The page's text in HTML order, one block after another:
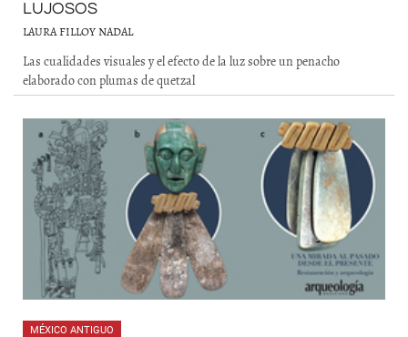
LUJOSOS
LAURA FILLOY NADAL
Las cualidades visuales y el efecto de la luz sobre un penacho
elaborado con plumas de quetzal
MÉXICO ANTIGUO